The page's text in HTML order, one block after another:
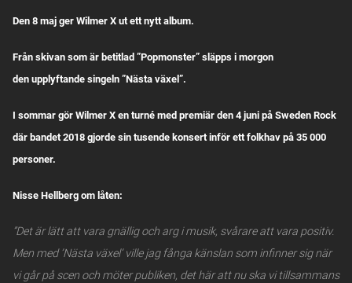
Den 8 maj ger Wilmer X ut ett nytt album.
Från skivan som är betitlad ”Popmonster” släpps i morgon
den upplyftande singeln ”Nästa växel”.
I sommar gör Wilmer X en turné med premiär den 4 juni på Sweden Rock
där bandet 2018 gjorde sin tusende konsert inför ett folkhav på 35 000
personer.
Nisse Hellberg om låten:
”Det är lätt att vara gnällig och arg i musik, svårare att vara positiv.
Men med ’Nästa växel’ ville jag fånga känslan som infinner sig när
vi går på scen och möter publiken, det här att nu ska vi tillsammans